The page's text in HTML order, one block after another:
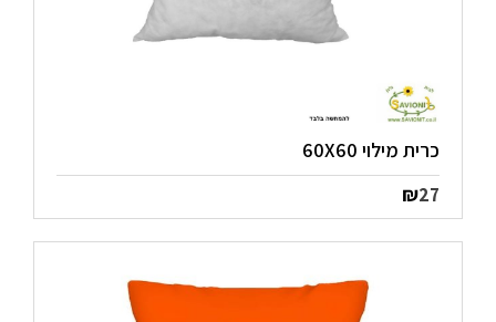
כרית מילוי 60X60
₪27